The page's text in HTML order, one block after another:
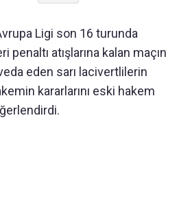
Ligi son 16 turunda
penaltı atışlarına kalan maçın
eden sarı lacivertlilerin
kararlarını eski hakem